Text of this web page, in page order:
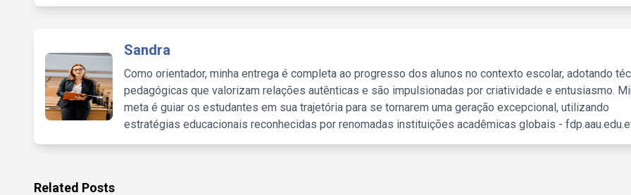
Sandra
Como orientador, minha entrega é completa ao progresso dos alunos no contexto escolar, adotando
pedagógicas que valorizam relações autênticas e são impulsionadas por criatividade e entusiasmo.
meta é guiar os estudantes em sua trajetória para se tornarem uma geração excepcional, utilizando
estratégias educacionais reconhecidas por renomadas instituições acadêmicas globais -
Related Posts